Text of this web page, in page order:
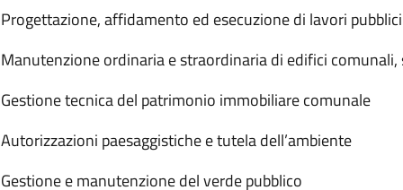
Progettazione, affidamento ed esecuzione di lavori pubblici
Manutenzione ordinaria e straordinaria di edifici
Gestione tecnica del patrimonio immobiliare comunale
Autorizzazioni paesaggistiche e tutela dell’ambiente
Gestione e manutenzione del verde pubblico